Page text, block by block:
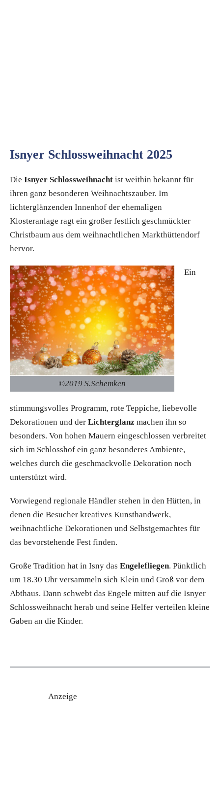
Isnyer Schlossweihnacht 2025
Die Isnyer Schlossweihnacht ist weithin bekannt für
ihren ganz besonderen Weihnachtszauber. Im
lichterglänzenden Innenhof der ehemaligen
Klosteranlage ragt ein großer festlich geschmückter
Christbaum aus dem weihnachtlichen Markthüttendorf
hervor.
©2019 S.Schemken
Ein
stimmungsvolles Programm, rote Teppiche, liebevolle
Dekorationen und der Lichterglanz machen ihn so
besonders. Von hohen Mauern eingeschlossen verbreitet
sich im Schlosshof ein ganz besonderes Ambiente,
welches durch die geschmackvolle Dekoration noch
unterstützt wird.
Vorwiegend regionale Händler stehen in den Hütten, in
denen die Besucher kreatives Kunsthandwerk,
weihnachtliche Dekorationen und Selbstgemachtes für
das bevorstehende Fest finden.
Große Tradition hat in Isny das Engelefliegen. Pünktlich
um 18.30 Uhr versammeln sich Klein und Groß vor dem
Abthaus. Dann schwebt das Engele mitten auf die Isnyer
Schlossweihnacht herab und seine Helfer verteilen kleine
Gaben an die Kinder.
Anzeige